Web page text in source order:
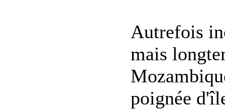
Autrefois
mais
poignée